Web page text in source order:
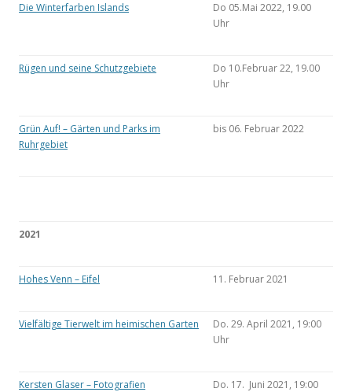
Die Winterfarben Islands
Do 05.Mai 2022, 19.00
Uhr
Rügen und seine Schutzgebiete
Do 10.Februar 22, 19.00
Uhr
Grün Auf! – Gärten und Parks im
Ruhrgebiet
bis 06. Februar 2022
2021
Hohes Venn – Eifel 11. Februar 2021
Vielfältige Tierwelt im heimischen Garten
Do. 29. April 2021, 19:00
Uhr
Kersten Glaser – Fotografien
Do. 17. Juni 2021, 19:00